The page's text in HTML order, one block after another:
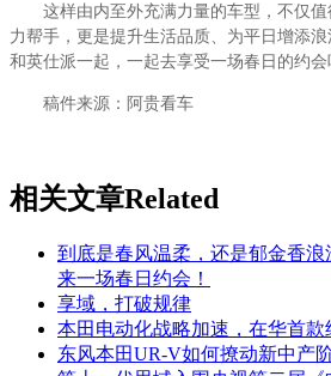
这样由内至外充满力量的车型，不仅
力帮手，更是提升生活品质、为平日增添
和英仕派一起，一起去享受一场春日的约会
稿件来源：阿贵看车
相关文章Related
到底是春风温柔，还是郁金香
来一场春日约会！
享域，打破规律
本田电动化战略加速，在华首
东风本田UR-V如何撩动新中产